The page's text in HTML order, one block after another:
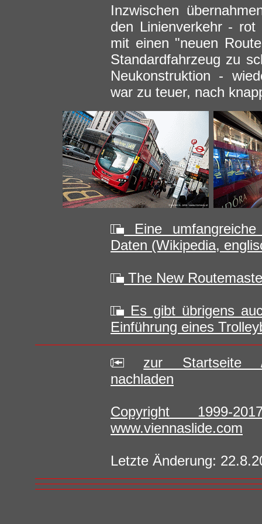
Inzwischen
den Linienverkehr -
mit einen "neuen
Standardfahrzeug zu
Neukonstruktion -
war zu teuer, nach
Eine
Daten (Wikipedia,
The New
Es gibt übrigens
Einführung eines
zur Startseite /
nachladen
Copyright 1999-
www.viennaslide.com
Letzte Änderung: